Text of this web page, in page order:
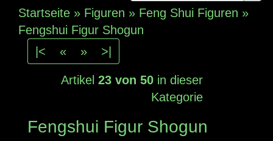
Startseite » Figuren » Feng Shui Figuren »
Fengshui Figur Shogun
|<
« » >|
Artikel23 von 50 in dieser
Kategorie
Fengshui Figur Shogun